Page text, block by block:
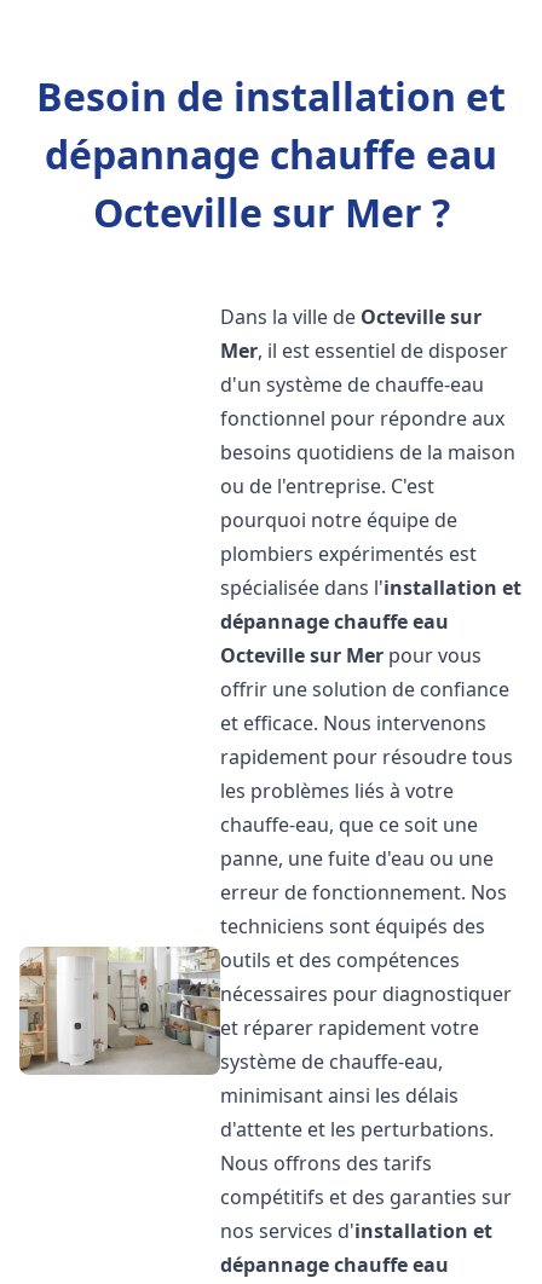
Besoin de installation et
dépannage chauffe eau
Octeville sur Mer ?
Dans la ville de Octeville sur
Mer, il est essentiel de disposer
d'un système de chauffe-eau
fonctionnel pour répondre aux
besoins quotidiens de la maison
ou de l'entreprise. C'est
pourquoi notre équipe de
plombiers expérimentés est
spécialisée dans l'installation et
dépannage chauffe eau
Octeville sur Mer pour vous
offrir une solution de confiance
et efficace. Nous intervenons
rapidement pour résoudre tous
les problèmes liés à votre
chauffe-eau, que ce soit une
panne, une fuite d'eau ou une
erreur de fonctionnement. Nos
techniciens sont équipés des
outils et des compétences
nécessaires pour diagnostiquer
et réparer rapidement votre
système de chauffe-eau,
minimisant ainsi les délais
d'attente et les perturbations.
Nous offrons des tarifs
compétitifs et des garanties sur
nos services d'installation et
dépannage chauffe eau